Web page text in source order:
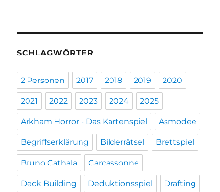
SCHLAGWÖRTER
2 Personen 2017 2018 2019 2020
2021 2022 2023 2024 2025
Arkham Horror - Das Kartenspiel Asmodee
Begriffserklärung Bilderrätsel Brettspiel
Bruno Cathala Carcassonne
Deck Building Deduktionsspiel Drafting